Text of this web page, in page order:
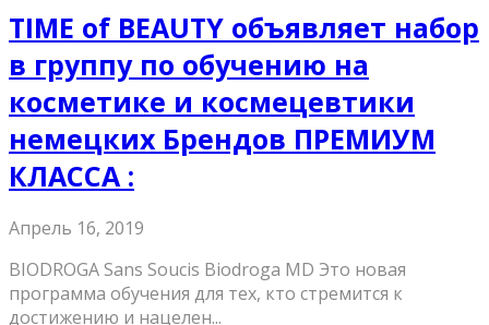
TIME of BEAUTY объявляет набор
в группу по обучению на
косметике и космецевтики
немецких Брендов ПРЕМИУМ
КЛАССА :
Апрель 16, 2019
BIODROGA Sans Soucis Biodroga MD Это новая
программа обучения для тех, кто стремится к
достижению и нацелен...